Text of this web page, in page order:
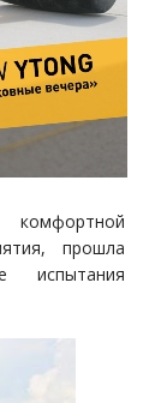
прошла
испытания